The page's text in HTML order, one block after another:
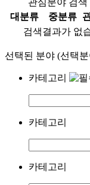
관심분야 검색
대분류
중분류
검색결과가 없
선택된 분야 (선택
카테고리
카테고리
카테고리